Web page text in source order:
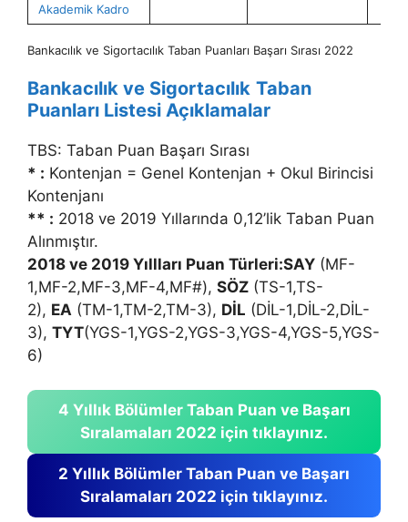
Akademik Kadro
Bankacılık ve Sigortacılık Taban Puanları Başarı Sırası 2022
Bankacılık ve Sigortacılık Taban
Puanları Listesi Açıklamalar
TBS: Taban Puan Başarı Sırası
* : Kontenjan = Genel Kontenjan + Okul Birincisi
Kontenjanı
** : 2018 ve 2019 Yıllarında 0,12’lik Taban Puan
Alınmıştır.
2018 ve 2019 Yıllları Puan Türleri:SAY (MF-
1,MF-2,MF-3,MF-4,MF#), SÖZ (TS-1,TS-
2), EA (TM-1,TM-2,TM-3), DİL (DİL-1,DİL-2,DİL-
3), TYT(YGS-1,YGS-2,YGS-3,YGS-4,YGS-5,YGS-
6)
4 Yıllık Bölümler Taban Puan ve Başarı
Sıralamaları 2022 için tıklayınız.
2 Yıllık Bölümler Taban Puan ve Başarı
Sıralamaları 2022 için tıklayınız.